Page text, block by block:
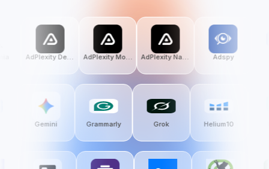
AdPlexity Desktop AdPlexity Mobile AdPlexity Native Adspy
Gemini Grammarly Grok Helium10